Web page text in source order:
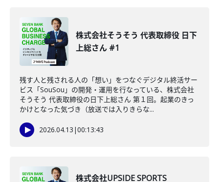
株式会社そうそう 代表取締役 日下
上総さん #1
残す人と残される人の「想い」をつなぐデジタル終活サー
ビス「SouSou」の開発・運用を行なっている、株式会社
そうそう 代表取締役の日下上総さん 第１回。起業のきっ
かけとなった気づき（放送では入りきらな...
2026.04.13 |00:13:43
株式会社UPSIDE SPORTS